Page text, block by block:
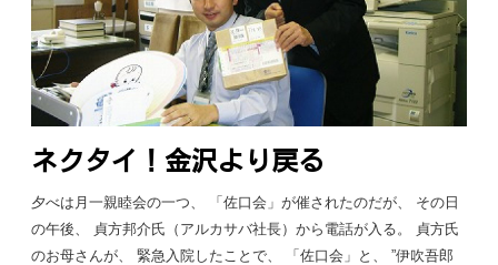
ネクタイ！金沢より戻る
夕べは月一親睦会の一つ、 「佐口会」が催されたのだが、 その日
の午後、 貞方邦介氏（アルカサバ社長）から電話が入る。 貞方氏
のお母さんが、 緊急入院したことで、 「佐口会」と、 ”伊吹吾郎